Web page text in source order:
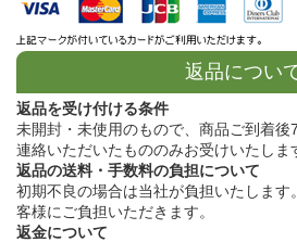
返品につい
返品を受け付ける条件
未開封・未使用のもので、商品ご到着
連絡いただいたもののみお受けいたしま
返品の送料・手数料の負担について
初期不良の場合は当社が負担いたします
客様にご負担いただきます。
返金について